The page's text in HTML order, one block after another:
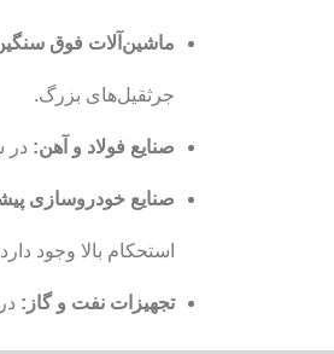
ماشین‌آلات فوق
جرثقیل‌های بزرگ.
صنایع فولاد و آهن: در
صنایع خودروسازی
استحکام بالا وجود
تجهیزات نفت و گاز: